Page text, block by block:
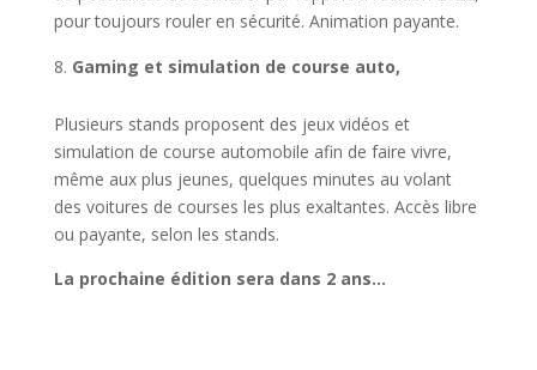
pour toujours rouler en sécurité. Animation payante.
Gaming et simulation de course auto,
Plusieurs stands proposent des jeux vidéos et
simulation de course automobile afin de faire vivre,
même aux plus jeunes, quelques minutes au volant
des voitures de courses les plus exaltantes. Accès libre
ou payante, selon les stands.
La prochaine édition sera dans 2 ans…